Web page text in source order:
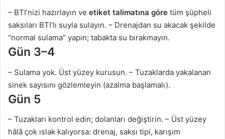
– BTI’nizi hazırlayın ve etiket talimatına göre tüm şüpheli
saksıları BTI’lı suyla sulayın. – Drenajdan su akacak şekilde
“normal sulama” yapın; tabakta su bırakmayın.
Gün 3–4
– Sulama yok. Üst yüzey kurusun. – Tuzaklarda yakalanan
sinek sayısını gözlemleyin (azalma başlamalı).
Gün 5
– Tuzakları kontrol edin; dolanları değiştirin. – Üst yüzey
hâlâ çok ıslak kalıyorsa: drenaj, saksı tipi, karışım